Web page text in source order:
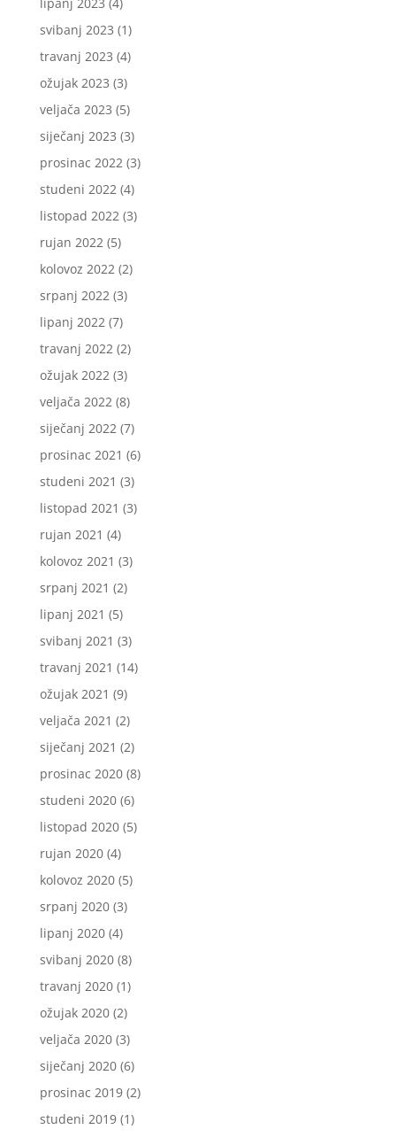
svibanj 2023 (1)
travanj 2023 (4)
ožujak 2023 (3)
veljača 2023 (5)
siječanj 2023 (3)
prosinac 2022(3)
studeni 2022(4)
listopad 2022(3)
rujan 2022(5)
kolovoz 2022(2)
srpanj 2022(3)
lipanj 2022(7)
travanj 2022(2)
ožujak 2022(3)
veljača 2022(8)
siječanj 2022(7)
prosinac 2021 (6)
studeni 2021 (3)
listopad 2021 (3)
rujan 2021 (4)
kolovoz 2021 (3)
srpanj 2021 (2)
lipanj 2021 (5)
svibanj 2021 (3)
travanj 2021 (14)
ožujak 2021 (9)
veljača 2021 (2)
siječanj 2021 (2)
prosinac 2020(8)
studeni 2020(6)
listopad 2020(5)
rujan 2020(4)
kolovoz 2020(5)
srpanj 2020(3)
lipanj 2020(4)
svibanj 2020(8)
travanj 2020(1)
ožujak 2020(2)
veljača 2020(3)
siječanj 2020(6)
prosinac 2019(2)
studeni 2019(1)